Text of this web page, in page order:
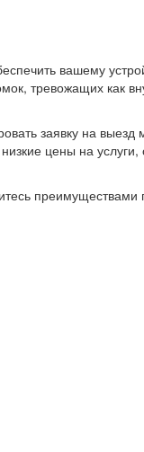
вашему
тревожащих как
заявку на
цены на услуги,